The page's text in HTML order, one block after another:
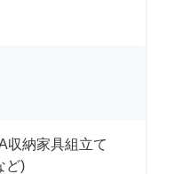
収納家具組立て
ど)